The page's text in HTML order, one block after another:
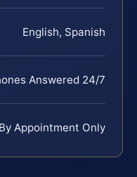
English, Spanish
Answered 24/7
By Appointment Only